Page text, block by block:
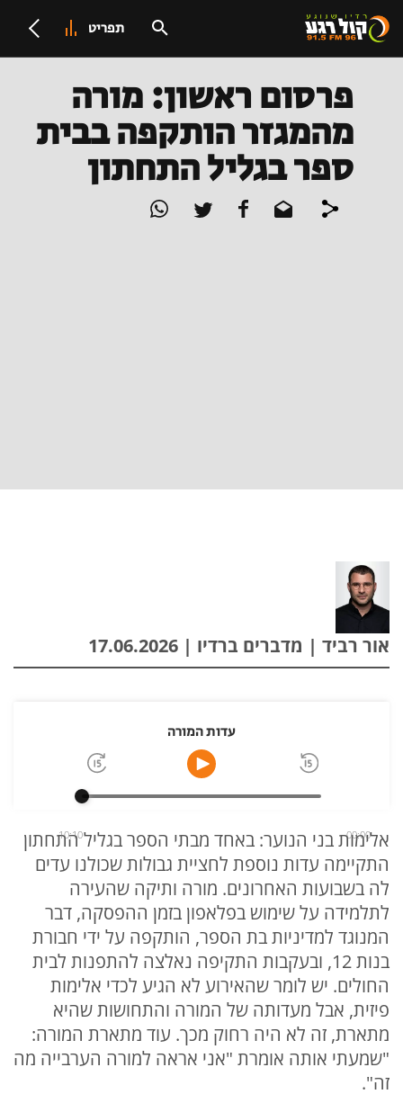
תפריט
פרסום ראשון: מורה
מהמגזר הותקפה בבית
ספר בגליל התחתון
אור רביד | מדברים ברדיו | 17.06.2026
עדות המורה
00:00
10:10
אלימות בני הנוער: באחד מבתי הספר בגליל התחתון
התקיימה עדות נוספת לחציית גבולות שכולנו עדים
לה בשבועות האחרונים. מורה ותיקה שהעירה
לתלמידה על שימוש בפלאפון בזמן ההפסקה, דבר
המנוגד למדיניות בת הספר, הותקפה על ידי חבורת
בנות 12, ובעקבות התקיפה נאלצה להתפנות לבית
החולים. יש לומר שהאירוע לא הגיע לכדי אלימות
פיזית, אבל מעדותה של המורה והתחושות שהיא
מתארת, זה לא היה רחוק מכך. עוד מתארת המורה:
"שמעתי אותה אומרת "אני אראה למורה הערבייה מה
זה".